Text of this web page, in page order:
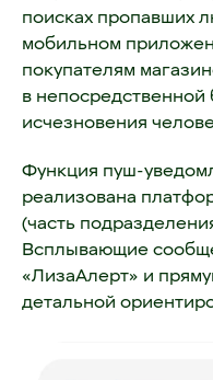
поисках пропавших
мобильном
покупателям
в непосредственной
исчезновения
Функция пуш-
реализована
(часть
Всплывающие
«ЛизаАлерт» и
детальной